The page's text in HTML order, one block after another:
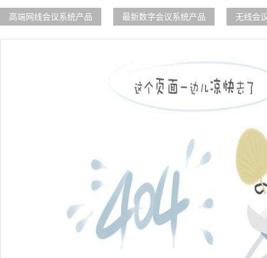
高端网线会议系统产品 最新数字会议系统产品 无线会